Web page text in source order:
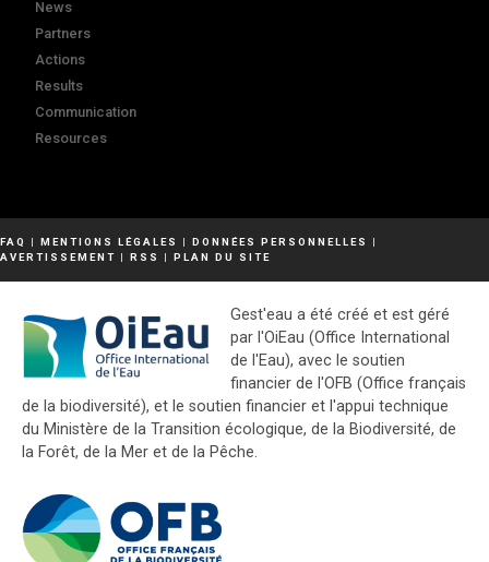
News
Partners
Actions
Results
Communication
Resources
FAQ | MENTIONS LÉGALES | DONNÉES PERSONNELLES
|
AVERTISSEMENT | RSS | PLAN DU SITE
Gest'eau a été créé et est géré
par l'OiEau (Office International
de l'Eau), avec le soutien
financier de l'OFB (Office français
de la biodiversité), et le soutien financier et l'appui technique
du Ministère de la Transition écologique, de la Biodiversité, de
la Forêt, de la Mer et de la Pêche.